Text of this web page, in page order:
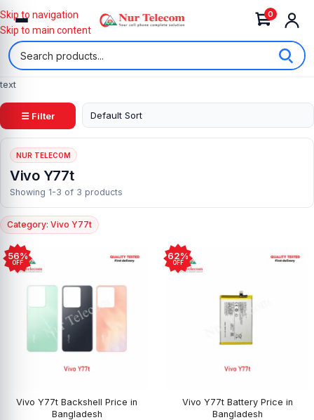
0
Skip to navigation
Skip to main content
text
☰ Filter
NUR TELECOM
Vivo Y77t
Showing 1-3 of 3 products
Category: Vivo Y77t
56%
OFF
Vivo Y77t Backshell Price in
Bangladesh
62%
OFF
Vivo Y77t Battery Price in
Bangladesh